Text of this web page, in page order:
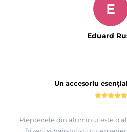
Un accesoriu
Pieptenele din aluminiu este o
E
Eduard